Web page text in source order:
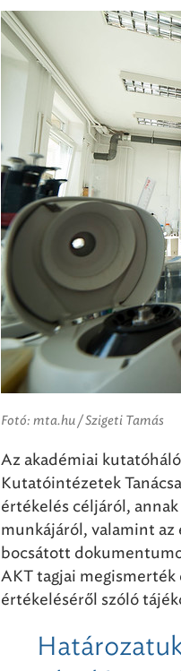
Fotó: mta.hu / Szigeti Tamás
Az akadémiai
Kutatóintézetek
értékelés céljáról,
munkájáról, valamint
bocsátott
AKT tagjai
értékeléséről szóló